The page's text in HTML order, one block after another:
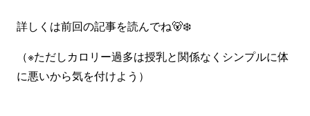
詳しくは前回の記事を読んでね🐻‍❄️
（※ただしカロリー過多は授乳と関係なくシンプルに体
に悪いから気を付けよう）